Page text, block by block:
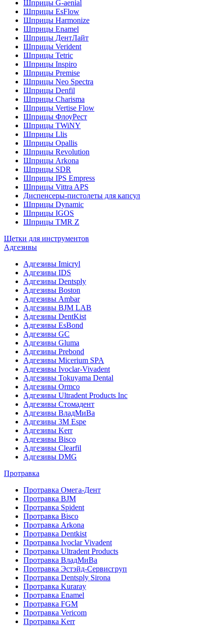
Шприцы G-aenial
Шприцы EsFlow
Шприцы Harmonize
Шприцы Enamel
Шприцы ДентЛайт
Шприцы Verident
Шприцы Tetric
Шприцы Inspiro
Шприцы Premise
Шприцы Neo Spectra
Шприцы Denfil
Шприцы Charisma
Шприцы Vertise Flow
Шприцы ФлоуРест
Шприцы TWiNY
Шприцы Llis
Шприцы Opallis
Шприцы Revolution
Шприцы Arkona
Шприцы SDR
Шприцы IPS Empress
Шприцы Vittra APS
Диспенсеры-пистолеты для капсул
Шприцы Dynamic
Шприцы IGOS
Шприцы TMR Z
Щетки для инструментов
Адгезивы
Адгезивы Imicryl
Адгезивы IDS
Адгезивы Dentsply
Адгезивы Boston
Адгезивы Ambar
Адгезивы BJM LAB
Адгезивы DentKist
Адгезивы EsBond
Адгезивы GC
Адгезивы Gluma
Адгезивы Prebond
Адгезивы Micerium SPA
Адгезивы Ivoclar-Vivadent
Адгезивы Tokuyama Dental
Адгезивы Ormco
Адгезивы Ultradent Products Inc
Адгезивы Стомадент
Адгезивы ВладМиВа
Адгезивы 3M Espe
Адгезивы Kerr
Адгезивы Bisco
Адгезивы Clearfil
Адгезивы DMG
Протравка
Протравка Омега-Дент
Протравка BJM
Протравка Spident
Протравка Bisco
Протравка Arkona
Протравка Dentkist
Протравка Ivoclar Vivadent
Протравка Ultradent Products
Протравка ВладМиВа
Протравка Эстэйд-Сервисгруп
Протравка Dentsply Sirona
Протравка Kuraray
Протравка Enamel
Протравка FGM
Протравка Vericom
Протравка Kerr